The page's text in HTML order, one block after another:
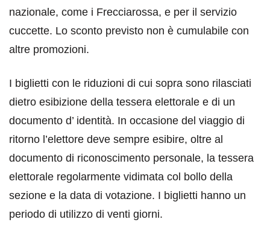
nazionale, come i Frecciarossa, e per il servizio
cuccette. Lo sconto previsto non è cumulabile con
altre promozioni.
I biglietti con le riduzioni di cui sopra sono rilasciati
dietro esibizione della tessera elettorale e di un
documento d’ identità. In occasione del viaggio di
ritorno l’elettore deve sempre esibire, oltre al
documento di riconoscimento personale, la tessera
elettorale regolarmente vidimata col bollo della
sezione e la data di votazione. I biglietti hanno un
periodo di utilizzo di venti giorni.